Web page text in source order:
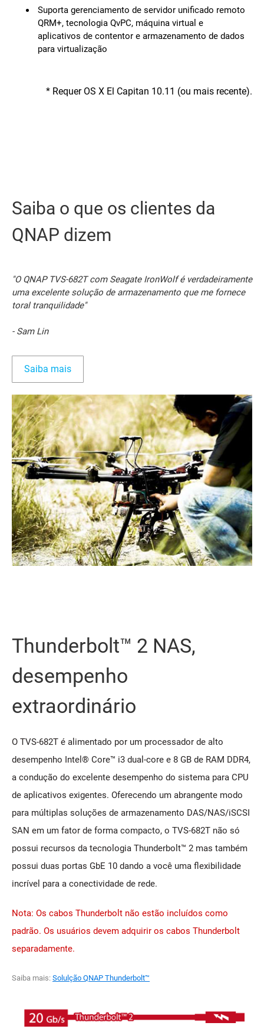
Suporta gerenciamento de servidor unificado remoto
QRM+, tecnologia QvPC, máquina virtual e
aplicativos de contentor e armazenamento de dados
para virtualização
* Requer OS X El Capitan 10.11 (ou mais recente).
Saiba o que os clientes da
QNAP dizem
"O QNAP TVS-682T com Seagate IronWolf é verdadeiramente
uma excelente solução de armazenamento que me fornece
toral tranquilidade"
- Sam Lin
Saiba mais
Thunderbolt™ 2 NAS,
desempenho
extraordinário
O TVS-682T é alimentado por um processador de alto
desempenho Intel® Core™ i3 dual-core e 8 GB de RAM DDR4,
a condução do excelente desempenho do sistema para CPU
de aplicativos exigentes. Oferecendo um abrangente modo
para múltiplas soluções de armazenamento DAS/NAS/iSCSI
SAN em um fator de forma compacto, o TVS-682T não só
possui recursos da tecnologia Thunderbolt™ 2 mas também
possui duas portas GbE 10 dando a você uma flexibilidade
incrível para a conectividade de rede.
Nota: Os cabos Thunderbolt não estão incluídos como
padrão. Os usuários devem adquirir os cabos Thunderbolt
separadamente.
Saiba mais: Solulção QNAP Thunderbolt™